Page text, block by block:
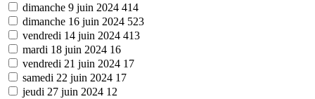
dimanche 9 juin 2024 414
dimanche 16 juin 2024 523
vendredi 14 juin 2024 413
mardi 18 juin 2024 16
vendredi 21 juin 2024 17
samedi 22 juin 2024 17
jeudi 27 juin 2024 12